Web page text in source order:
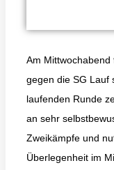
Am
gegen die SG Lauf
laufenden Runde
an sehr
Zweikämpfe und
Überlegenheit im